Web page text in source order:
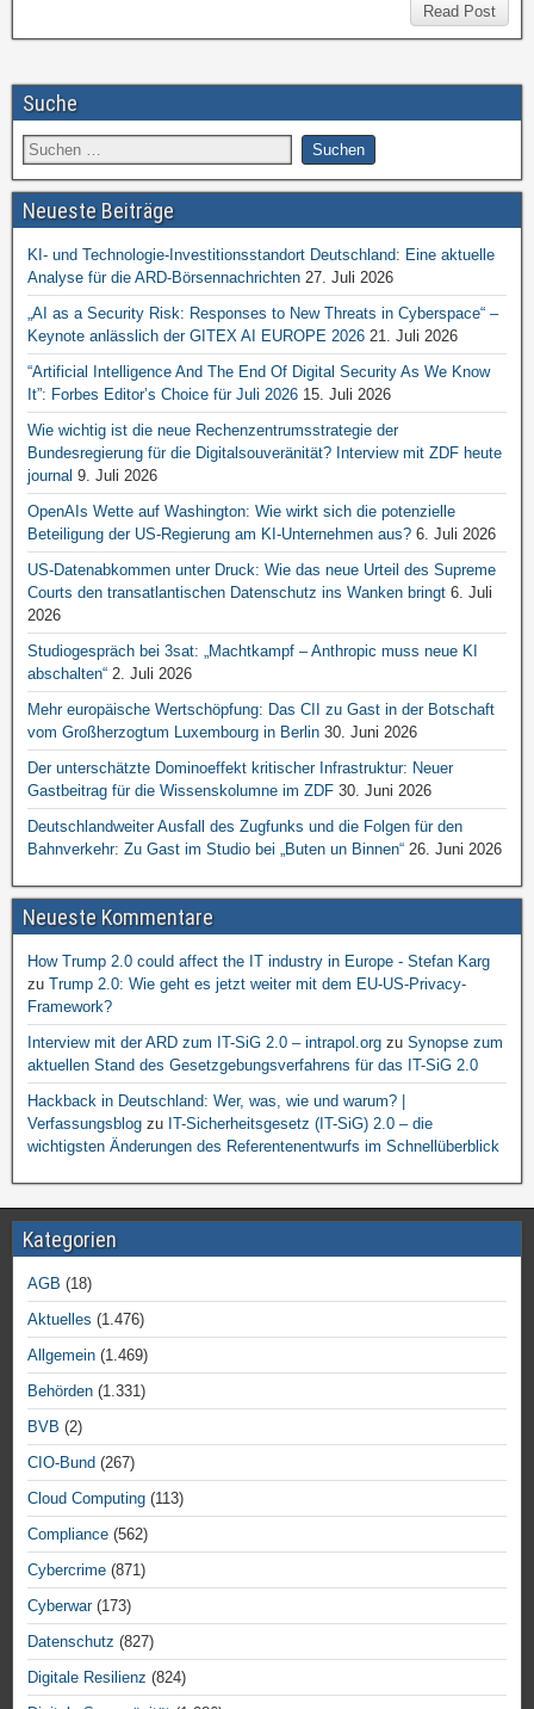
Read Post
Suche
Neueste Beiträge
KI- und Technologie-Investitionsstandort Deutschland: Eine aktuelle
Analyse für die ARD-Börsennachrichten 27. Juli 2026
„AI as a Security Risk: Responses to New Threats in Cyberspace“ –
Keynote anlässlich der GITEX AI EUROPE 2026 21. Juli 2026
“Artificial Intelligence And The End Of Digital Security As We Know
It”: Forbes Editor’s Choice für Juli 2026 15. Juli 2026
Wie wichtig ist die neue Rechenzentrumsstrategie der
Bundesregierung für die Digitalsouveränität? Interview mit ZDF heute
journal 9. Juli 2026
OpenAIs Wette auf Washington: Wie wirkt sich die potenzielle
Beteiligung der US-Regierung am KI-Unternehmen aus? 6. Juli 2026
US-Datenabkommen unter Druck: Wie das neue Urteil des Supreme
Courts den transatlantischen Datenschutz ins Wanken bringt 6. Juli
2026
Studiogespräch bei 3sat: „Machtkampf – Anthropic muss neue KI
abschalten“ 2. Juli 2026
Mehr europäische Wertschöpfung: Das CII zu Gast in der Botschaft
vom Großherzogtum Luxembourg in Berlin 30. Juni 2026
Der unterschätzte Dominoeffekt kritischer Infrastruktur: Neuer
Gastbeitrag für die Wissenskolumne im ZDF 30. Juni 2026
Deutschlandweiter Ausfall des Zugfunks und die Folgen für den
Bahnverkehr: Zu Gast im Studio bei „Buten un Binnen“ 26. Juni 2026
Neueste Kommentare
How Trump 2.0 could affect the IT industry in Europe - Stefan Karg
zu Trump 2.0: Wie geht es jetzt weiter mit dem EU-US-Privacy-
Framework?
Interview mit der ARD zum IT-SiG 2.0 – intrapol.org zu Synopse zum
aktuellen Stand des Gesetzgebungsverfahrens für das IT-SiG 2.0
Hackback in Deutschland: Wer, was, wie und warum? |
Verfassungsblog zu IT-Sicherheitsgesetz (IT-SiG) 2.0 – die
wichtigsten Änderungen des Referentenentwurfs im Schnellüberblick
Kategorien
AGB (18)
Aktuelles (1.476)
Allgemein (1.469)
Behörden (1.331)
BVB (2)
CIO-Bund (267)
Cloud Computing (113)
Compliance (562)
Cybercrime (871)
Cyberwar(173)
Datenschutz (827)
Digitale Resilienz (824)